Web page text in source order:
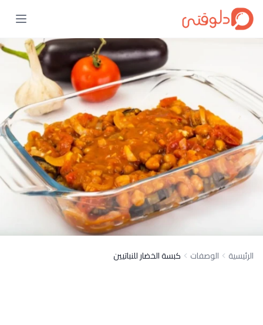
الرئيسية الوصفات كبسة الخضار للنباتيين